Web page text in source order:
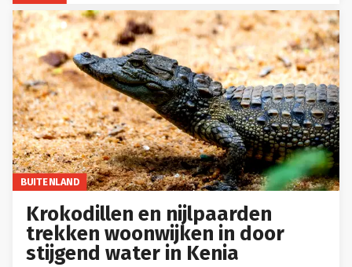
BUITENLAND
Krokodillen en nijlpaarden
trekken woonwijken in door
stijgend water in Kenia